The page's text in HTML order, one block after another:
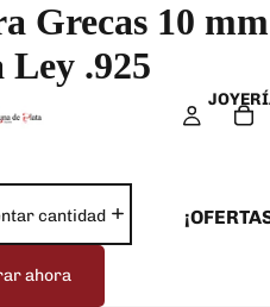
Grecas 10 mm
Ley .925
cantidad
ahora